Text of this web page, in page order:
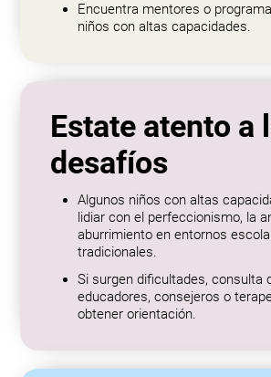
Encuentra mentores o
niños con altas capacidades.
Estate atento a
desafíos
Algunos niños con altas
lidiar con el perfeccionismo, la
aburrimiento en entornos
tradicionales.
Si surgen dificultades, consulta
educadores, consejeros o
obtener orientación.